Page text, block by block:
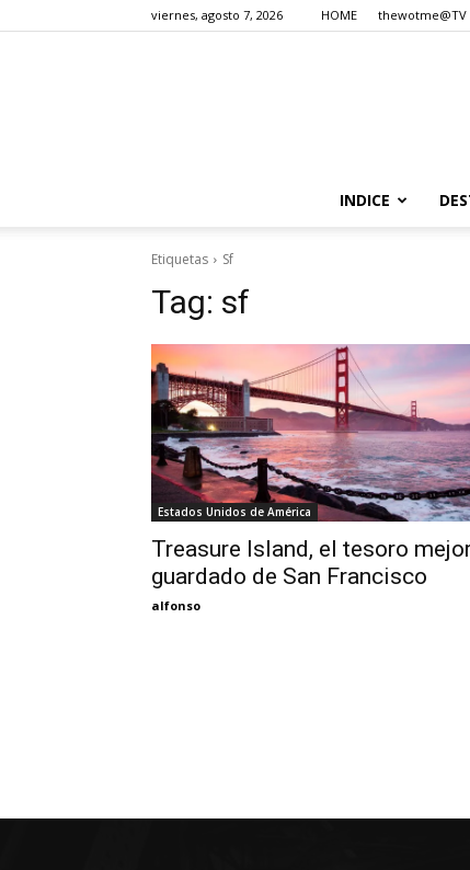
viernes, agosto 7, 2026 HOME thewotme@TV
INDICE
Etiquetas Sf
Tag: sf
Estados Unidos de América
Treasure Island, el tesoro
guardado de San Francisco
alfonso